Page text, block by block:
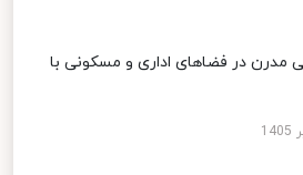
مدرن در فضاهای اداری و مسکونی با